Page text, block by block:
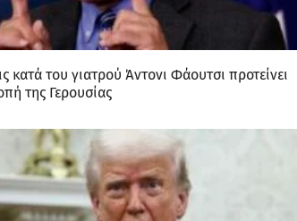
κατά του γιατρού Άντονι Φάουτσι προτείνει
της Γερουσίας